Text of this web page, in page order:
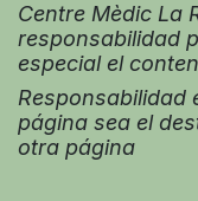
Centre Mèdic La
responsabilidad
especial el
Responsabilidad
página sea el
otra página